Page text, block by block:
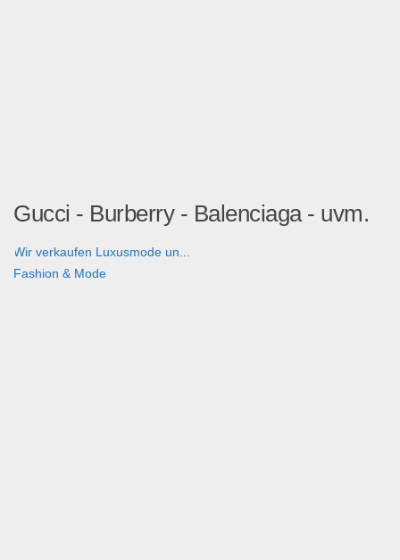
Gucci - Burberry - Balenciaga - uvm.
Wir verkaufen Luxusmode un...
Fashion & Mode